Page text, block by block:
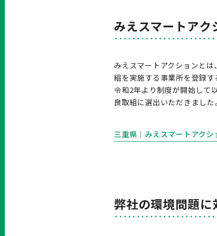
みえスマートアク
みえスマートアクションと
組を実施する事業所を登録す
令和2年より制度が開始して
良取組に選出いただきました。
三重県｜みえスマートアクシ
弊社の環境問題